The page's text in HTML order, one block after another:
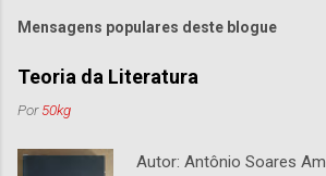
Mensagens populares deste blogue
Teoria da Literatura
Por50kg
Autor: Antônio Soares